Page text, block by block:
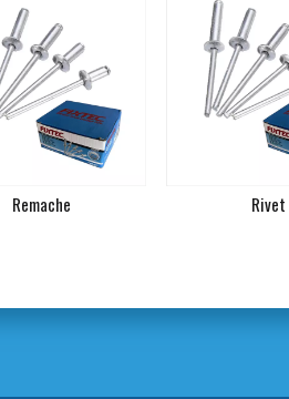
Remache Rivet